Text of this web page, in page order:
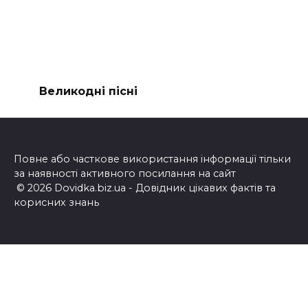
Великодні пісні
Повне або часткове використання інформації тільки
за наявності активного посилання на сайт
© 2026 Dovidka.biz.ua - Довідник цікавих фактів та
корисних знань